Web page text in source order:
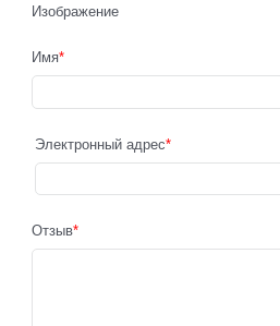
Изображение
Имя
Электронный адрес
Отзыв